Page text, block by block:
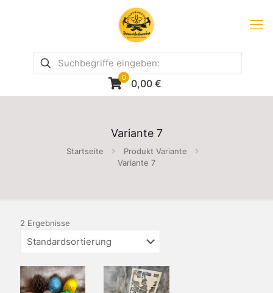
0 0,00 €
Variante 7
Startseite
Produkt Variante
Variante 7
2 Ergebnisse